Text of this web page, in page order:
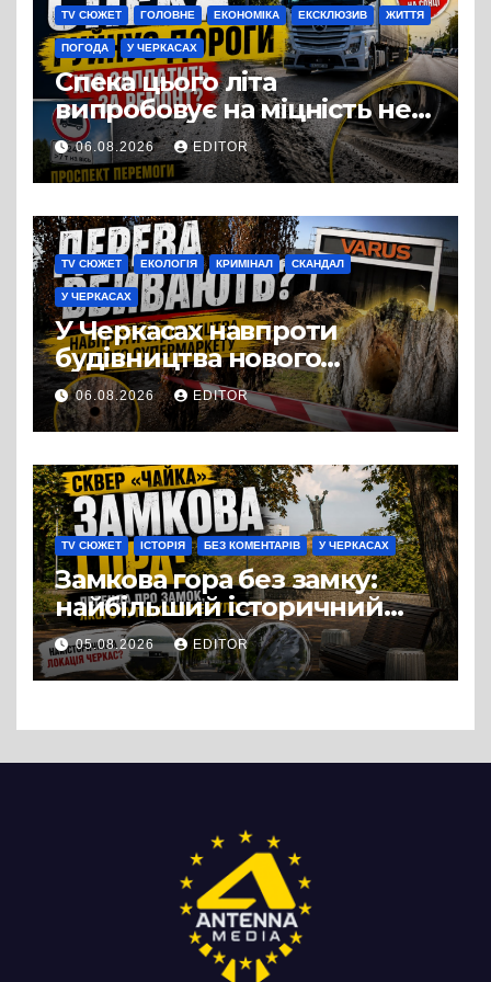
TV СЮЖЕТ ГОЛОВНЕ ЕКОНОМІКА ЕКСКЛЮЗИВ ЖИТТЯ
ПОГОДА У ЧЕРКАСАХ
Спека цього літа
випробовує на міцність не
лише людей, а й дороги
Черкас
06.08.2026 EDITOR
TV СЮЖЕТ ЕКОЛОГІЯ КРИМІНАЛ СКАНДАЛ
У ЧЕРКАСАХ
У Черкасах навпроти
будівництва нового
супермаркету VARUS на
проспекті Перемоги всохли
дерева. І це навряд чи
можна назвати
випадковістю
06.08.2026 EDITOR
TV СЮЖЕТ ІСТОРІЯ БЕЗ КОМЕНТАРІВ У ЧЕРКАСАХ
Замкова гора без замку:
найбільший історичний
міф Черкас
05.08.2026 EDITOR